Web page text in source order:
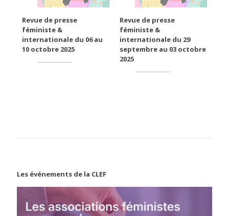
Revue de presse
féministe &
internationale du 06 au
10 octobre 2025
Revue de presse
féministe &
internationale du 29
septembre au 03 octobre
2025
Les événements de la CLEF